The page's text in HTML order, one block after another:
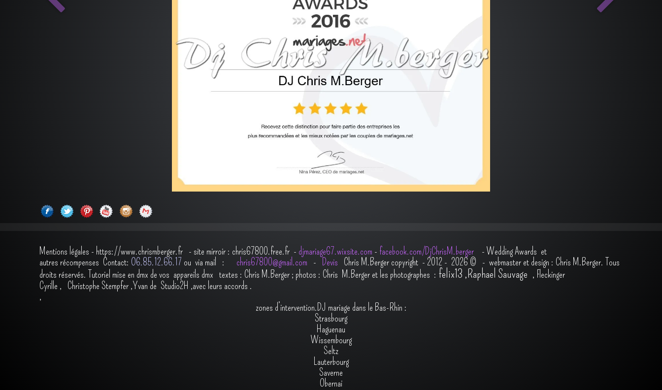
Mentions légales - https://www.chrismberger.fr - site mirroir : chris67800.free.fr - djmariage67.wixsite.com - facebook.com/DjChrisM.berger - Wedding Awards et
autres récompenses Contact: O6.85.12.66.17 ou via mail : chris67800@gmail.com - Devis Chris M.Berger copyright - 2012 - 2026 © - webmaster et design : Chris M.Berger. Tous
droits réservés. Tutoriel mise en dmx de vos appareils dmx textes : Chris M.Berger ; photos : Chris M.Berger et les photographes : felix13 ,Raphael Sauvage , Fleckinger
Cyrille , Christophe Stempfer ,Yvan de Studio2H ,avec leurs accords .
,
zones d’intervention.DJ mariage dans le Bas-Rhin :
Strasbourg
Haguenau
Wissembourg
Seltz
Lauterbourg
Saverne
Obernai